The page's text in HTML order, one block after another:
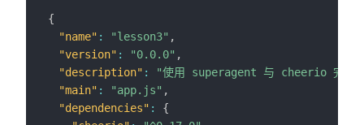
{
"name" : "lesson3" ,
"version" : "0.0.0" ,
"description" :
"使用 superagent 与 cheerio 完成
"main" : "app.js" ,
"dependencies" :
{